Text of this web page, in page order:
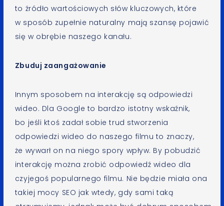
to źródło wartościowych słów kluczowych, które
w sposób zupełnie naturalny mają szansę pojawić
się w obrębie naszego kanału.
Zbuduj zaangażowanie
Innym sposobem na interakcję są odpowiedzi
wideo. Dla Google to bardzo istotny wskaźnik,
bo jeśli ktoś zadał sobie trud stworzenia
odpowiedzi wideo do naszego filmu to znaczy,
że wywarł on na niego spory wpływ. By pobudzić
interakcję można zrobić odpowiedź wideo dla
czyjegoś popularnego filmu. Nie będzie miała ona
takiej mocy SEO jak wtedy, gdy sami taką